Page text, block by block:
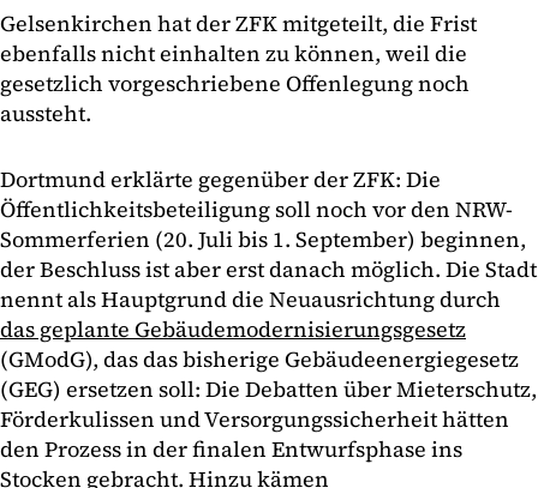
Gelsenkirchen hat der ZFK mitgeteilt, die Frist
ebenfalls nicht einhalten zu können, weil die
gesetzlich vorgeschriebene Offenlegung noch
aussteht.
Dortmund erklärte gegenüber der ZFK: Die
Öffentlichkeitsbeteiligung soll noch vor den NRW-
Sommerferien (20. Juli bis 1. September) beginnen,
der Beschluss ist aber erst danach möglich. Die Stadt
nennt als Hauptgrund die Neuausrichtung durch
das geplante Gebäudemodernisierungsgesetz
(GModG), das das bisherige Gebäudeenergiegesetz
(GEG) ersetzen soll: Die Debatten über Mieterschutz,
Förderkulissen und Versorgungssicherheit hätten
den Prozess in der finalen Entwurfsphase ins
Stocken gebracht. Hinzu kämen